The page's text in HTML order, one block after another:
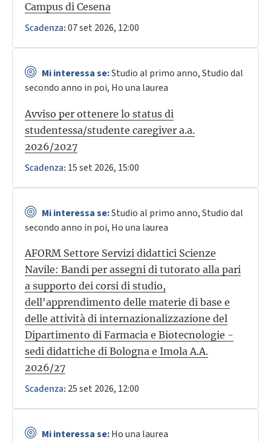
Campus di Cesena
Scadenza: 07 set 2026, 12:00
Mi interessa se:Studio al primo anno, Studio dal
secondo anno in poi, Ho una laurea
Avviso per ottenere lo status di
studentessa/studente caregiver a.a.
2026/2027
Scadenza: 15 set 2026, 15:00
Mi interessa se:Studio al primo anno, Studio dal
secondo anno in poi, Ho una laurea
AFORM Settore Servizi didattici Scienze
Navile: Bandi per assegni di tutorato alla pari
a supporto dei corsi di studio,
dell'apprendimento delle materie di base e
delle attività di internazionalizzazione del
Dipartimento di Farmacia e Biotecnologie -
sedi didattiche di Bologna e Imola A.A.
2026/27
Scadenza: 25 set 2026, 12:00
Mi interessa se:Ho una laurea